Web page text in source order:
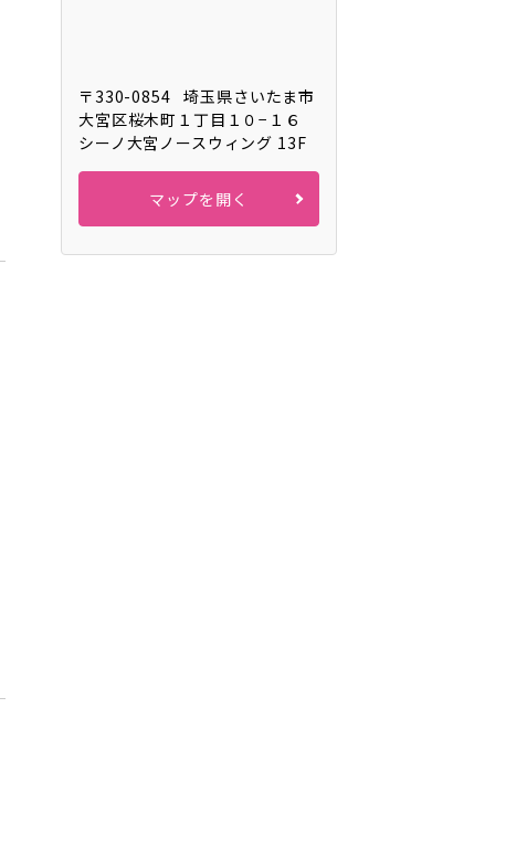
〒330-0854
埼玉県さいたま市
大宮区桜木町１丁目１０−１６
シーノ大宮ノースウィング 13F
マップを開く